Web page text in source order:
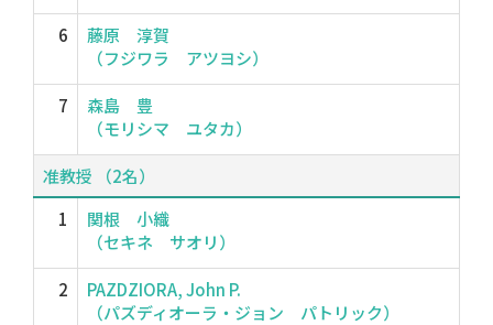
6
藤原 淳賀
（フジワラ アツヨシ）
7
森島 豊
（モリシマ ユタカ）
准教授 （2名）
1
関根 小織
（セキネ サオリ）
2
PAZDZIORA, John P.
（パズディオーラ・ジョン パトリック）